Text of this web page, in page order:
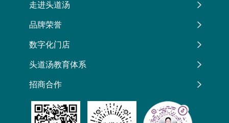
走进头道汤
品牌荣誉
数字化门店
头道汤教育体系
招商合作